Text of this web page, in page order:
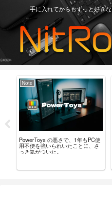
手に入れてからもずっと好き
Note
PowerToys の悪さで、1年もPC使
用不便を強いられいたことに、さ
っき気がついた。